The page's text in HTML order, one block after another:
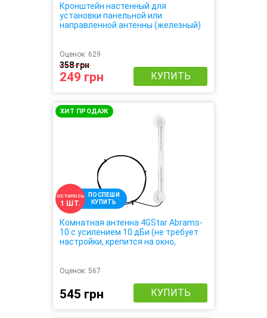
Кронштейн настенный для
установки панельной или
направленной антенны (железный)
Оценок: 629
358 грн
249 грн КУПИТЬ
ХИТ ПРОДАЖ
ПОСПЕШИ
КУПИТЬ
ОСТАЛОСЬ
1 ШТ.
Комнатная антенна 4GStar Abrams-
10 с усилением 10 дБи (не требует
настройки, крепится на окно,
Оценок: 567
545 грн КУПИТЬ